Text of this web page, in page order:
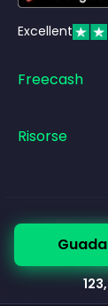
Excellent
Freecash
Risorse
©
•